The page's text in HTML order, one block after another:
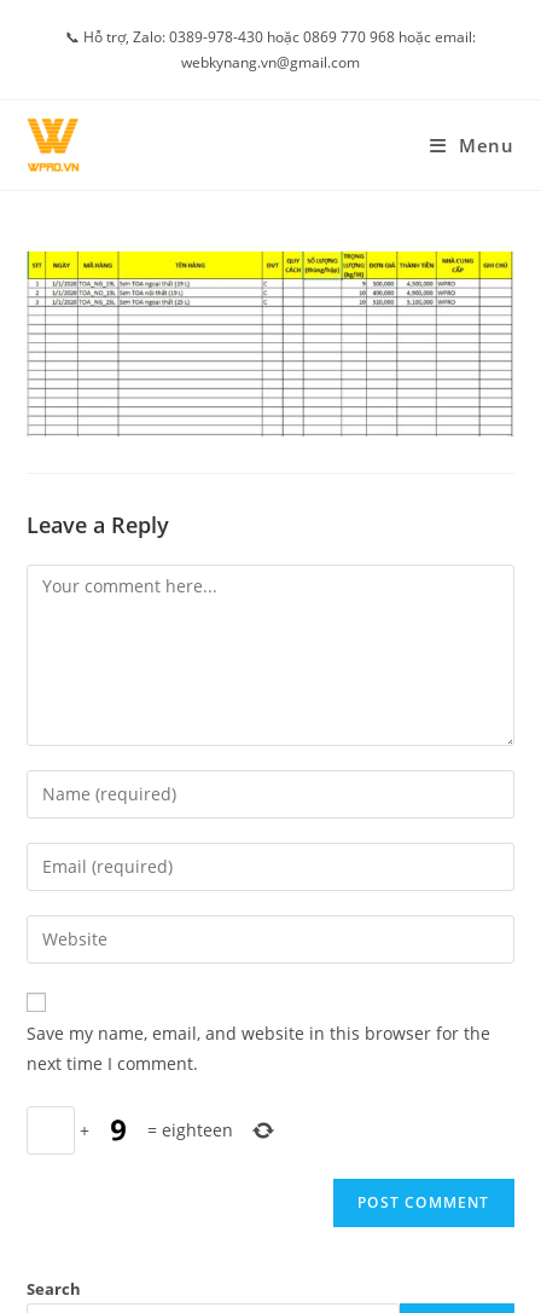
📞 Hỗ trợ, Zalo: 0389-978-430 hoặc 0869 770 968 hoặc email:
webkynang.vn@gmail.com
Menu
Leave a Reply
Comment
Enter
your
name
comment
Enter
your
email
address
comment
Enter
your
website
URL
(optional)
Save my name, email, and website in this browser for the
next time I comment.
+ =eighteen
Search